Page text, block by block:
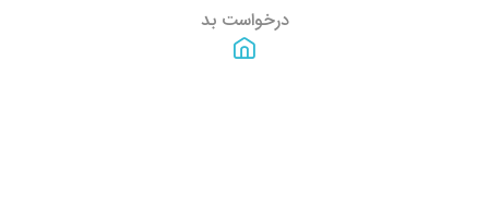
درخواست بد